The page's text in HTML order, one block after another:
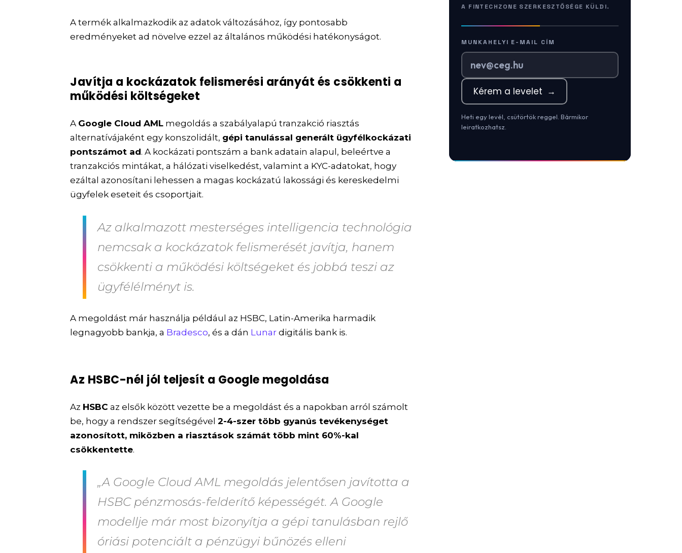
A termék alkalmazkodik az adatok változásához, így pontosabb
eredményeket ad növelve ezzel az általános működési hatékonyságot.
Javítja a kockázatok felismerési arányát és csökkenti a
működési költségeket
A Google Cloud AML megoldás a szabályalapú tranzakció riasztás
alternatívájaként egy konszolidált, gépi tanulással generált ügyfélkockázati
pontszámot ad. A kockázati pontszám a bank adatain alapul, beleértve a
tranzakciós mintákat, a hálózati viselkedést, valamint a KYC-adatokat, hogy
ezáltal azonosítani lehessen a magas kockázatú lakossági és kereskedelmi
ügyfelek eseteit és csoportjait.
Az alkalmazott mesterséges intelligencia technológia
nemcsak a kockázatok felismerését javítja, hanem
csökkenti a működési költségeket és jobbá teszi az
ügyfélélményt is.
A megoldást már használja például az HSBC, Latin-Amerika harmadik
legnagyobb bankja, a Bradesco, és a dán Lunar digitális bank is.
Az HSBC-nél jól teljesít a Google megoldása
Az HSBC az elsők között vezette be a megoldást és a napokban arról számolt
be, hogy a rendszer segítségével2-4-szer több gyanús tevékenységet
azonosított, miközben a riasztások számát több mint 60%-kal
csökkentette.
„A Google Cloud AML megoldás jelentősen javította a
HSBC pénzmosás-felderítő képességét. A Google
modellje már most bizonyítja a gépi tanulásban rejlő
óriási potenciált a pénzügyi bűnözés elleni
A FINTECHZONE SZERKESZTŐSÉGE KÜLDI.
MUNKAHELYI E-MAIL CÍM
Kérem a levelet →
Heti egy levél, csütörtök reggel. Bármikor
leiratkozhatsz.